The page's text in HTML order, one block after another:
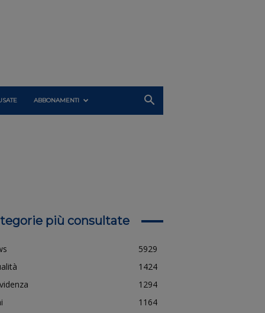
ABBONAMENTI
più consultate
5929
1424
1294
1164